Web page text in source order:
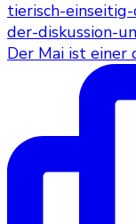
Der Mai ist